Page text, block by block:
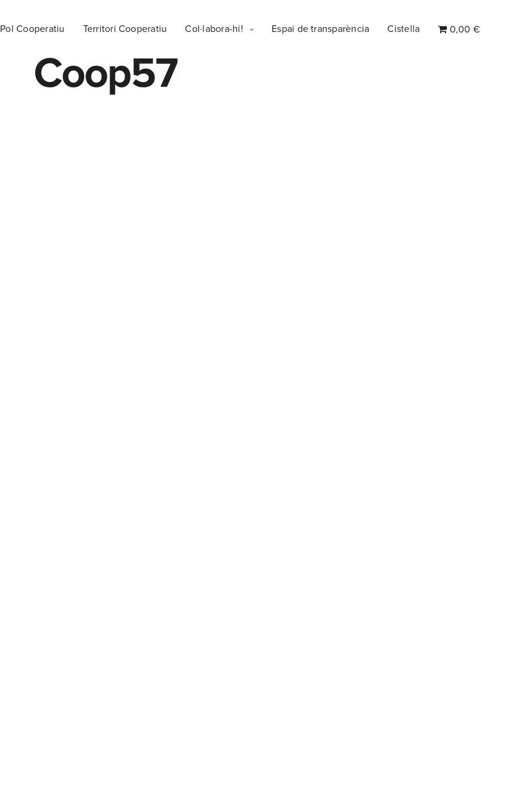
Pol Cooperatiu Territori Cooperatiu Col·labora-hi! Espai de transparència Cistella 0,00 €
Coop57